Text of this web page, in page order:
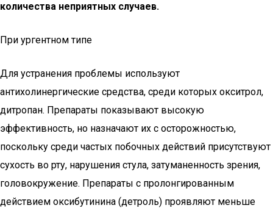
количества неприятных случаев.
При ургентном типе
Для устранения проблемы используют
антихолинергические средства, среди которых окситрол,
дитропан. Препараты показывают высокую
эффективность, но назначают их с осторожностью,
поскольку среди частых побочных действий присутствуют
сухость во рту, нарушения стула, затуманенность зрения,
головокружение. Препараты с пролонгированным
действием оксибутинина (детроль) проявляют меньше